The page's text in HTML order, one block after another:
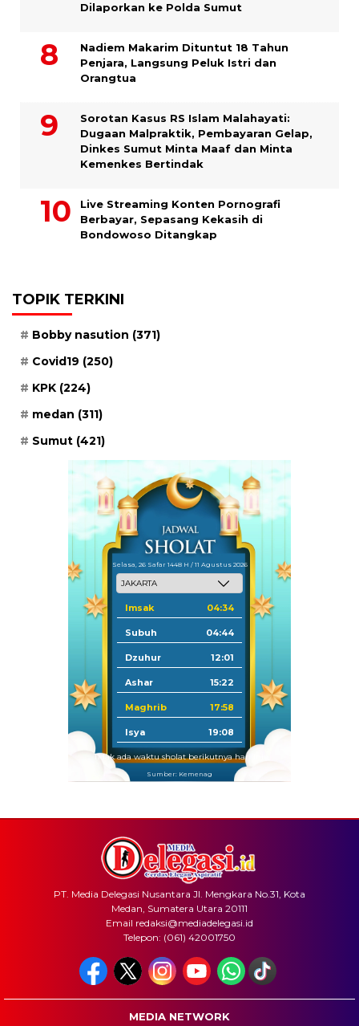
Dilaporkan ke Polda Sumut
​Nadiem Makarim Dituntut 18 Tahun
Penjara, Langsung Peluk Istri dan
Orangtua
Sorotan Kasus RS Islam Malahayati:
Dugaan Malpraktik, Pembayaran Gelap,
Dinkes Sumut Minta Maaf dan Minta
Kemenkes Bertindak
Live Streaming Konten Pornografi
Berbayar, Sepasang Kekasih di
Bondowoso Ditangkap
TOPIK TERKINI
Bobby nasution (371)
Covid19 (250)
KPK (224)
medan (311)
Sumut (421)
Selasa, 26 Safar 1448 H / 11 Agustus 2026
Imsak 04:34
Subuh 04:44
Dzuhur 12:01
Ashar 15:22
Maghrib 17:58
Isya 19:08
Tidak ada waktu sholat berikutnya hari ini.
Sumber: Kemenag
PT. Media Delegasi Nusantara Jl. Mengkara No.31, Kota
Medan, Sumatera Utara 20111
Email redaksi@mediadelegasi.id
Telepon: (061) 42001750
MEDIA NETWORK